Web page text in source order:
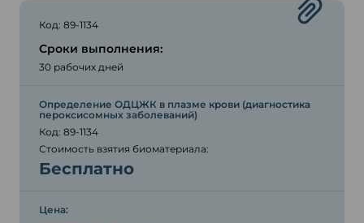
Код: 89-1134
Сроки выполнения:
30 рабочих дней
Определение ОДЦЖК в плазме крови (диагностика
пероксисомных заболеваний)
Код: 89-1134
Стоимость взятия биоматериала:
Бесплатно
Цена: